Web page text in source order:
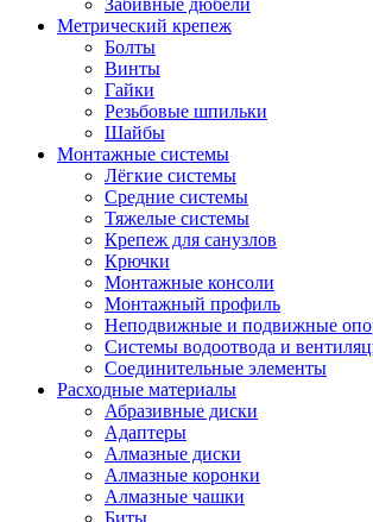
Забивные дюбели
Метрический крепеж
Болты
Винты
Гайки
Резьбовые шпильки
Шайбы
Монтажные системы
Лёгкие системы
Средние системы
Тяжелые системы
Крепеж для санузлов
Крючки
Монтажные консоли
Монтажный профиль
Неподвижные и подвижные
Системы водоотвода и
Соединительные элементы
Расходные материалы
Абразивные диски
Адаптеры
Алмазные диски
Алмазные коронки
Алмазные чашки
Биты